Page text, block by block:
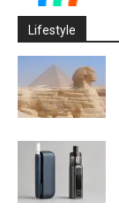
Lifestyle